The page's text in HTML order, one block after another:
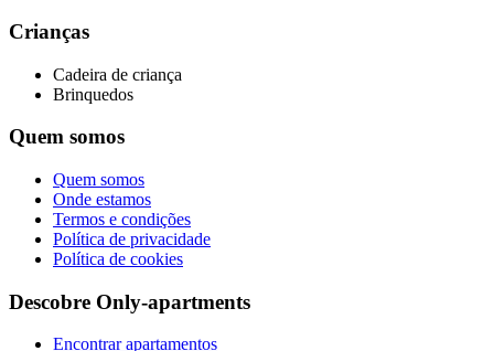
Crianças
Cadeira de criança
Brinquedos
Quem somos
Quem somos
Onde estamos
Termos e condições
Política de privacidade
Política de cookies
Descobre Only-apartments
Encontrar apartamentos